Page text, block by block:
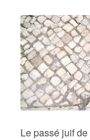
Le passé juif